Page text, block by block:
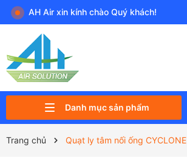
AH Air xin kính chào Quý khách!
Danh mục sản phẩm
Trang chủ Quạt ly tâm nối ống CYCLONE